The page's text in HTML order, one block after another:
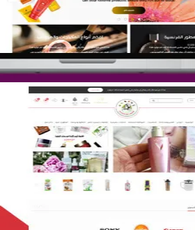
التفاصيل
متجر لمار
التفاصيل